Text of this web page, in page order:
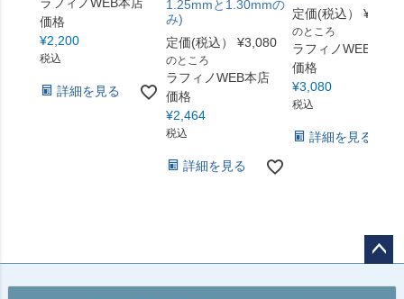
ラフィノWEB本店
価格
¥2,200
税込
詳細を見る
1.25mmと1.30mmの
み)
定価(税込）
¥3,080
のところ
ラフィノWEB本店
価格
¥2,464
税込
詳細を見る
定価(税込）
¥
のところ
ラフィノWEB本店
価格
¥3,080
税込
詳細を見る